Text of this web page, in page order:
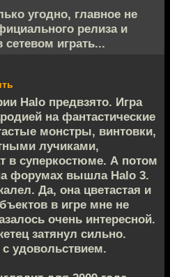
угодно, главное не
релиза и
сетевом играть...
Halo предвзято. Игра
на фантастические
монстры, винтовки,
лучиками,
в суперкостюме. А потом
форумах вышла Halo 3.
Да, она цветастая и
в игре мне не
очень интересной.
затянул сильно.
удовольствием.